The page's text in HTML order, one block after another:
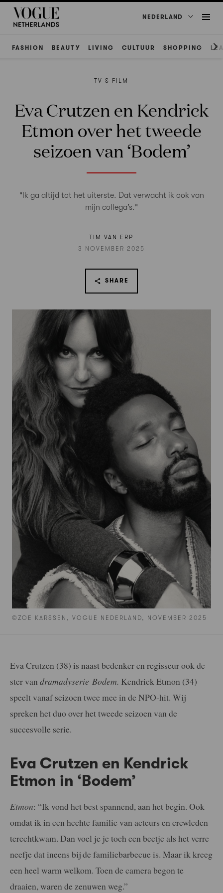
NEDERLAND
FASHION BEAUTY LIVING CULTUUR SHOPPING
©ZOE KARSSEN, VOGUE NEDERLAND, NOVEMBER 2025
TV & FILM
Eva Crutzen en Kendrick
Etmon over het tweede
seizoen van ‘Bodem’
"Ik ga altijd tot het uiterste. Dat verwacht ik ook van
mijn collega’s."
TIM VAN ERP
3 NOVEMBER 2025
SHARE
Eva Crutzen (38) is naast bedenker en regisseur ook de
ster van dramadyserie Bodem. Kendrick Etmon (34)
speelt vanaf seizoen twee mee in de NPO-hit. Wij
spreken het duo over het tweede seizoen van de
succesvolle serie.
Eva Crutzen en Kendrick
Etmon in ‘Bodem’
Etmon: “Ik vond het best spannend, aan het begin. Ook
omdat ik in een hechte familie van acteurs en crewleden
terechtkwam. Dan voel je je toch een beetje als het verre
neefje dat ineens bij de familiebarbecue is. Maar ik kreeg
een heel warm welkom. Toen de camera begon te
draaien, waren de zenuwen weg.”